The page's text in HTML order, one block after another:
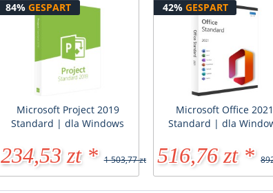
84%GESPART
Microsoft Project 2019
Standard | dla Windows
234,53 zt * 1 503,77 zt *
42% GESPART
Microsoft Office 2021
Standard | dla
516,76 zt *